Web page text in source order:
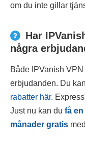
om du inte gillar
Har
några
Både IPVanish
erbjudanden. Du kan
rabatter här.
Just nu kan du få
månader gratis